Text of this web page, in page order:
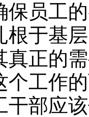
保员工
根于基
真正的
个工作
部应该